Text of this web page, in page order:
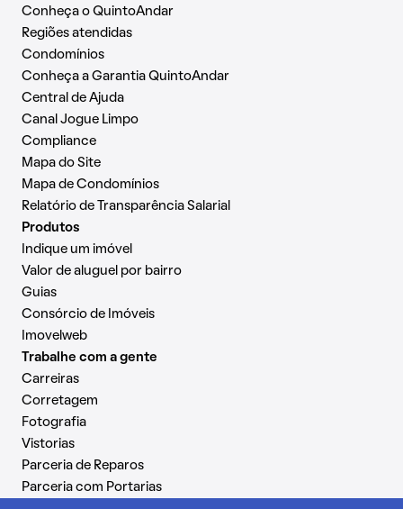
Conheça o QuintoAndar
Regiões atendidas
Condomínios
Conheça a Garantia QuintoAndar
Central de Ajuda
Canal Jogue Limpo
Compliance
Mapa do Site
Mapa de Condomínios
Relatório de Transparência Salarial
Produtos
Indique um imóvel
Valor de aluguel por bairro
Guias
Consórcio de Imóveis
Imovelweb
Trabalhe com a gente
Carreiras
Corretagem
Fotografia
Vistorias
Parceria de Reparos
Parceria com Portarias